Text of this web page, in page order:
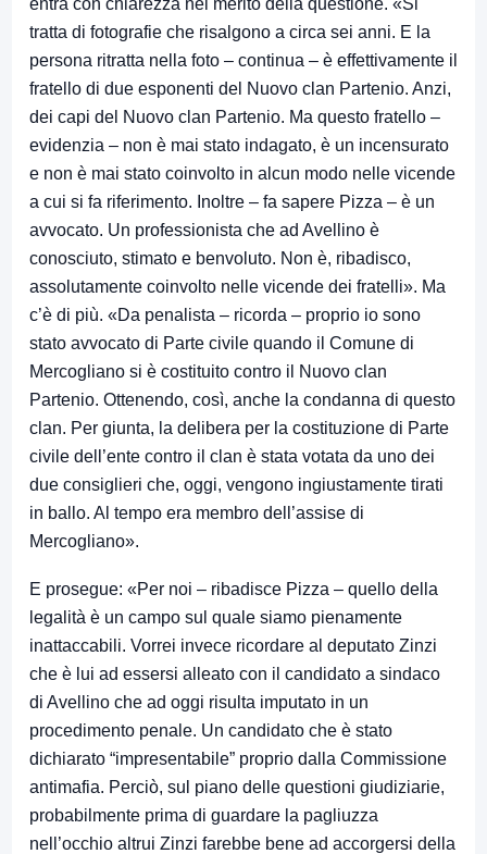
tratta di fotografie che risalgono a circa sei anni. E la
persona ritratta nella foto – continua – è effettivamente il
fratello di due esponenti del Nuovo clan Partenio. Anzi,
dei capi del Nuovo clan Partenio. Ma questo fratello –
evidenzia – non è mai stato indagato, è un incensurato
e non è mai stato coinvolto in alcun modo nelle vicende
a cui si fa riferimento. Inoltre – fa sapere Pizza – è un
avvocato. Un professionista che ad Avellino è
conosciuto, stimato e benvoluto. Non è, ribadisco,
assolutamente coinvolto nelle vicende dei fratelli». Ma
c’è di più. «Da penalista – ricorda – proprio io sono
stato avvocato di Parte civile quando il Comune di
Mercogliano si è costituito contro il Nuovo clan
Partenio. Ottenendo, così, anche la condanna di questo
clan. Per giunta, la delibera per la costituzione di Parte
civile dell’ente contro il clan è stata votata da uno dei
due consiglieri che, oggi, vengono ingiustamente tirati
in ballo. Al tempo era membro dell’assise di
Mercogliano».
E prosegue: «Per noi – ribadisce Pizza – quello della
legalità è un campo sul quale siamo pienamente
inattaccabili. Vorrei invece ricordare al deputato Zinzi
che è lui ad essersi alleato con il candidato a sindaco
di Avellino che ad oggi risulta imputato in un
procedimento penale. Un candidato che è stato
dichiarato “impresentabile” proprio dalla Commissione
antimafia. Perciò, sul piano delle questioni giudiziarie,
probabilmente prima di guardare la pagliuzza
nell’occhio altrui Zinzi farebbe bene ad accorgersi della